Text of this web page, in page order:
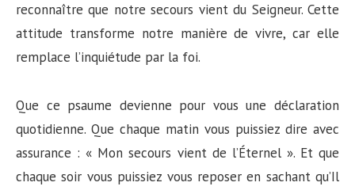
reconnaître que notre secours vient du Seigneur. Cette
attitude transforme notre manière de vivre, car elle
remplace l’inquiétude par la foi.
Que ce psaume devienne pour vous une déclaration
quotidienne. Que chaque matin vous puissiez dire avec
assurance : « Mon secours vient de l’Éternel ». Et que
chaque soir vous puissiez vous reposer en sachant qu’Il